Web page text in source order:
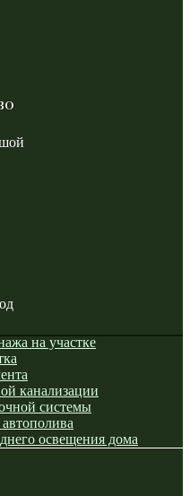
на участке
канализации
системы
освещения дома